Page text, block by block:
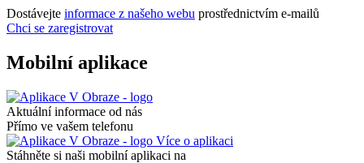
Dostávejte informace z našeho webu prostřednictvím e-mailů
Chci se zaregistrovat
Mobilní aplikace
Aktuální informace od nás
Přímo ve vašem telefonu
Více o aplikaci
Stáhněte si naši mobilní aplikaci na